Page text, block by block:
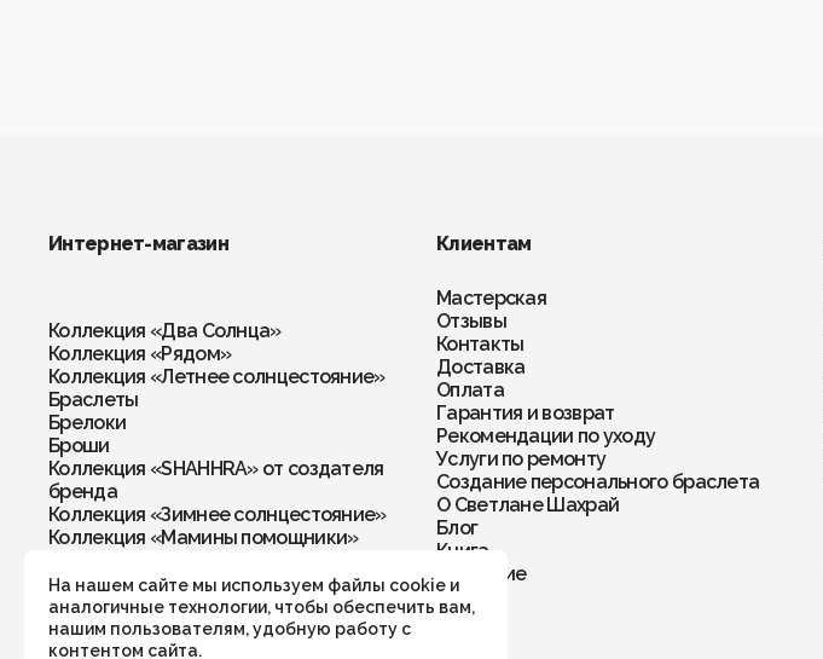
Интернет-магазин
Коллекция «Два Солнца»
Коллекция «Рядом»
Коллекция «Летнее солнцестояние»
Браслеты
Брелоки
Броши
Коллекция «SHAHHRA» от создателя
бренда
Коллекция «Зимнее солнцестояние»
Коллекция «Мамины помощники»
Кольца
Комплекты
Кулоны
Перстни
Клиентам
Мастерская
Отзывы
Контакты
Доставка
Оплата
Гарантия и возврат
Рекомендации по уходу
Услуги по ремонту
Создание персонального браслета
О Светлане Шахрай
Блог
Книга
Обучение
На нашем сайте мы используем файлы cookie и
аналогичные технологии, чтобы обеспечить вам,
нашим пользователям, удобную работу с
контентом сайта.